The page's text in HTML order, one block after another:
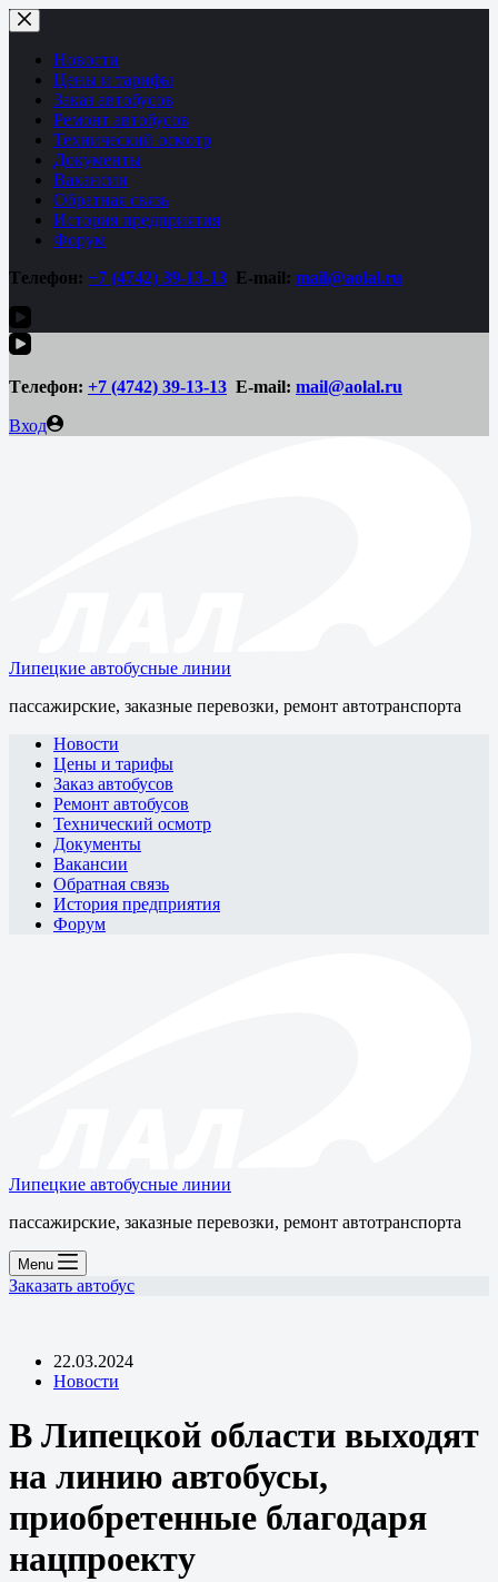
Перейти
к
сути
Новости
Цены и тарифы
Заказ автобусов
Ремонт автобусов
Технический осмотр
Документы
Вакансии
Обратная связь
История предприятия
Форум
Tелефон: +7 (4742) 39-13-13 E-mail: mail@aolal.ru
Tелефон: +7 (4742) 39-13-13 E-mail: mail@aolal.ru
Вход
Липецкие автобусные линии
пассажирские, заказные перевозки, ремонт автотранспорта
Новости
Цены и тарифы
Заказ автобусов
Ремонт автобусов
Технический осмотр
Документы
Вакансии
Обратная связь
История предприятия
Форум
Липецкие автобусные линии
пассажирские, заказные перевозки, ремонт автотранспорта
Menu
Заказать автобус
22.03.2024
Новости
В Липецкой области выходят
на линию автобусы,
приобретенные благодаря
нацпроекту